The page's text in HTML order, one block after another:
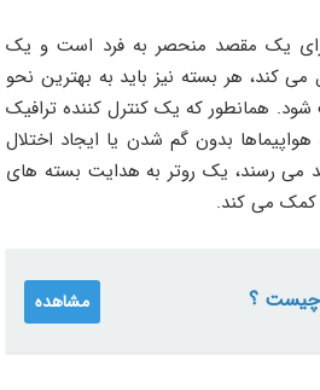
یک مقصد منحصر به فرد است و یک
می کند، هر بسته نیز باید به بهترین نحو
همانطور که یک کنترل کننده ترافیک
بدون گم شدن یا ایجاد اختلال
می رسند، یک روتر به هدایت بسته های
مشاهده